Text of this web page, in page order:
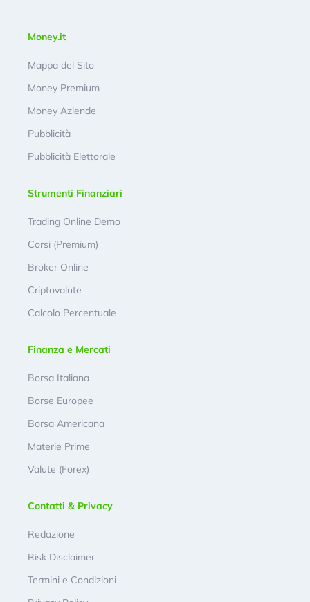
Money.it
Mappa del Sito
Money Premium
Money Aziende
Pubblicità
Pubblicità Elettorale
Strumenti Finanziari
Trading Online Demo
Corsi (Premium)
Broker Online
Criptovalute
Calcolo Percentuale
Finanza e Mercati
Borsa Italiana
Borse Europee
Borsa Americana
Materie Prime
Valute (Forex)
Contatti & Privacy
Redazione
Risk Disclaimer
Termini e Condizioni